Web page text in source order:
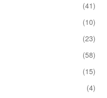
(41)
(10)
(23)
(58)
(15)
(4)